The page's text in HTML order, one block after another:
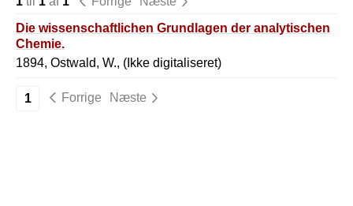
Die wissenschaftlichen Grundlagen der analytischen
Chemie.
1894, Ostwald, W., (Ikke digitaliseret)
1 Forrige Næste